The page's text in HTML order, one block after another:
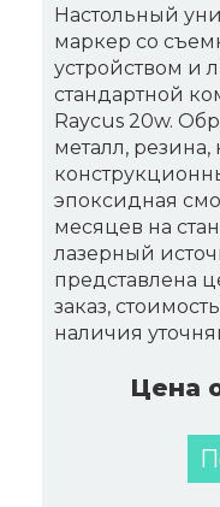
Настольный
маркер со
устройством и
стандартной
Raycus 20w.
металл, резина,
эпоксидная
месяцев на
лазерный
представлена
заказ,
наличия
Цена